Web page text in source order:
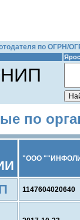
по ОГРН/
по
"ООО
1147604020640